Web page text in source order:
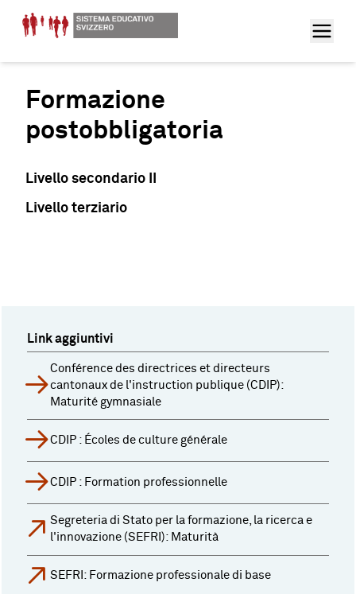
Formazione
postobbligatoria
Livello secondario II
Livello terziario
Link aggiuntivi
Conférence des directrices et directeurs
cantonaux de l'instruction publique (CDIP):
Maturité gymnasiale
CDIP : Écoles de culture générale
CDIP : Formation professionnelle
Segreteria di Stato per la formazione, la ricerca e
l'innovazione (SEFRI): Maturità
SEFRI: Formazione professionale di base